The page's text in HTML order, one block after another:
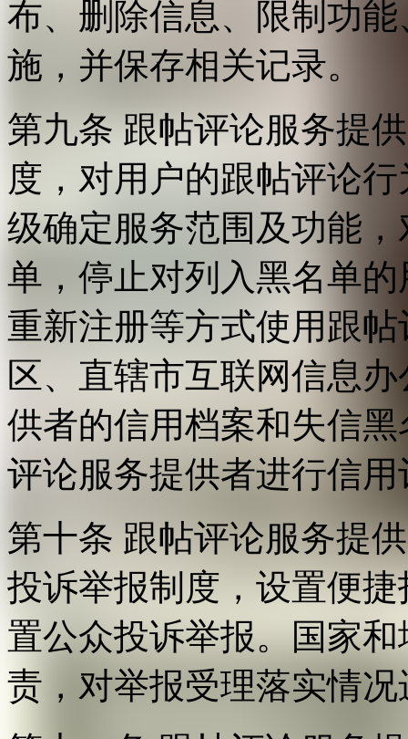
布、删除信息、限制功
施，并保存相关记录。
第九条 跟帖评论服务提
度，对用户的跟帖评论
级确定服务范围及功能
单，停止对列入黑名单
重新注册等方式使用跟
区、直辖市互联网信息
供者的信用档案和失信
评论服务提供者进行信用
第十条 跟帖评论服务提
投诉举报制度，设置便
置公众投诉举报。国家
责，对举报受理落实情